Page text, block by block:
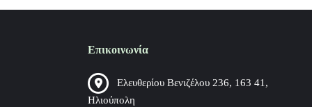
Επικοινωνία
Ελευθερίου Βενιζέλου 236, 163 41,
Ηλιούπολη